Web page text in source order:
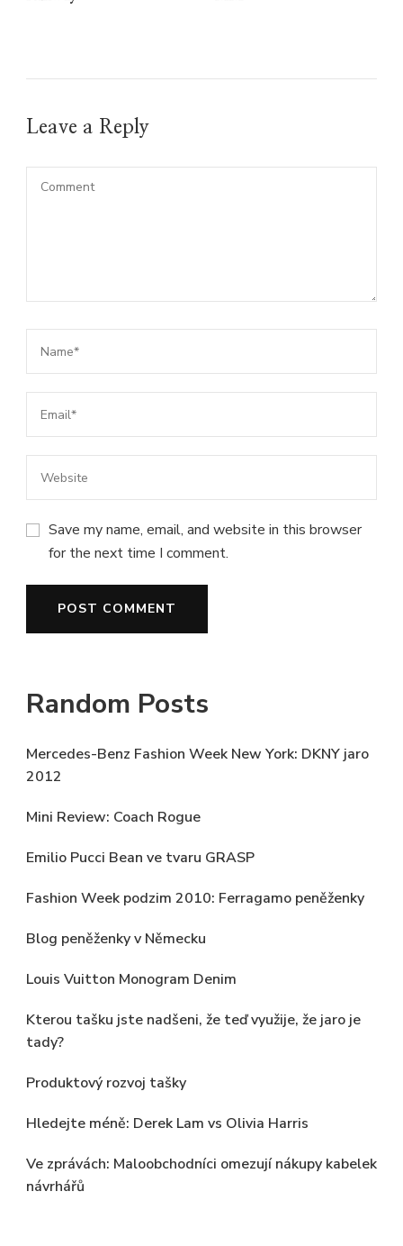
Leave a Reply
Save my name, email, and website in this browser
for the next time I comment.
Random Posts
Mercedes-Benz Fashion Week New York: DKNY jaro
2012
Mini Review: Coach Rogue
Emilio Pucci Bean ve tvaru GRASP
Fashion Week podzim 2010: Ferragamo peněženky
Blog peněženky v Německu
Louis Vuitton Monogram Denim
Kterou tašku jste nadšeni, že teď využije, že jaro je
tady?
Produktový rozvoj tašky
Hledejte méně: Derek Lam vs Olivia Harris
Ve zprávách: Maloobchodníci omezují nákupy kabelek
návrhářů